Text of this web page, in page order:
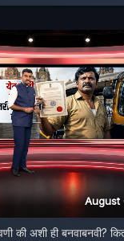
August
की अशी ही बनवाबनवी?